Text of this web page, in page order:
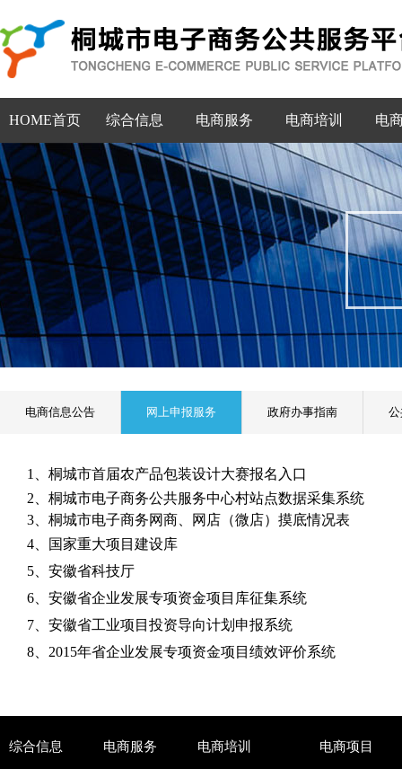
HOME首页 综合信息 电商服务 电商培训 电
电商信息公告 网上申报服务 政府办事指南
1、桐城市首届农产品包装设计大赛报名入口
2、 桐城市电子商务公共服务中心村站点数据采集系统
3、 桐城市电子商务网商、网店（微店）摸底情况表
4、
国家重大项目建设库
5、 安徽省科技厅
6、 安徽省企业发展专项资金项目库征集系统
7、 安徽省工业项目投资导向计划申报系统
8、 2015年省企业发展专项资金项目绩效评价系统
综合信息 电商服务 电商培训 电商项目